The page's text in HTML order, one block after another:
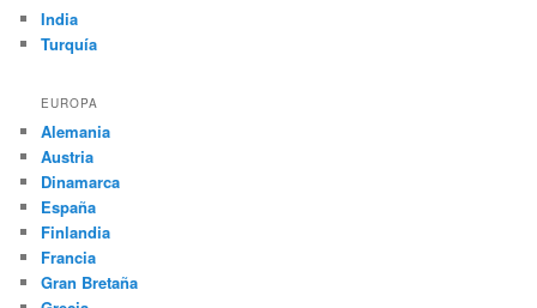
India
Turquía
EUROPA
Alemania
Austria
Dinamarca
España
Finlandia
Francia
Gran Bretaña